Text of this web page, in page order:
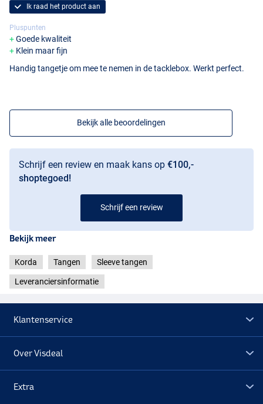
Ik raad het product aan
Pluspunten
Goede kwaliteit
Klein maar fijn
Handig tangetje om mee te nemen in de tacklebox. Werkt perfect.
Bekijk alle beoordelingen
Schrijf een review en maak kans op €100,-
shoptegoed!
Schrijf een review
Bekijk meer
Korda Tangen Sleeve tangen
Leveranciersinformatie
Klantenservice
Over Visdeal
Extra